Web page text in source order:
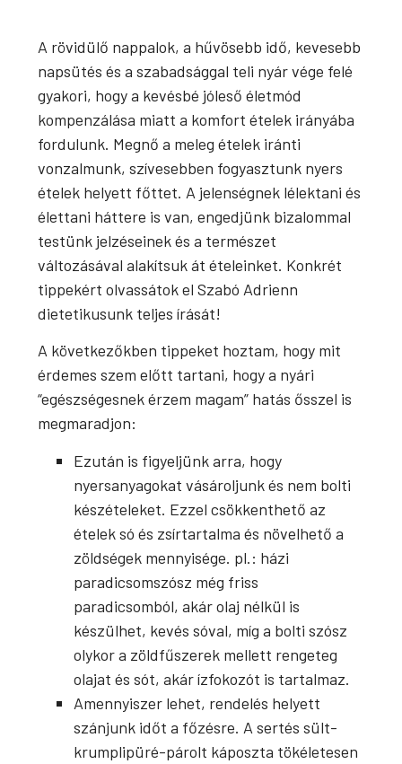
A rövidülő nappalok, a hűvösebb idő, kevesebb
napsütés és a szabadsággal teli nyár vége felé
gyakori, hogy a kevésbé jóleső életmód
kompenzálása miatt a komfort ételek irányába
fordulunk. Megnő a meleg ételek iránti
vonzalmunk, szívesebben fogyasztunk nyers
ételek helyett főttet. A jelenségnek lélektani és
élettani háttere is van, engedjünk bizalommal
testünk jelzéseinek és a természet
változásával alakítsuk át ételeinket. Konkrét
tippekért olvassátok el Szabó Adrienn
dietetikusunk teljes írását!
A következőkben tippeket hoztam, hogy mit
érdemes szem előtt tartani, hogy a nyári
“egészségesnek érzem magam” hatás ősszel is
megmaradjon:
Ezután is figyeljünk arra, hogy
nyersanyagokat vásároljunk és nem bolti
készételeket. Ezzel csökkenthető az
ételek só és zsírtartalma és növelhető a
zöldségek mennyisége. pl.: házi
paradicsomszósz még friss
paradicsomból, akár olaj nélkül is
készülhet, kevés sóval, míg a bolti szósz
olykor a zöldfűszerek mellett rengeteg
olajat és sót, akár ízfokozót is tartalmaz.
Amennyiszer lehet, rendelés helyett
szánjunk időt a főzésre. A sertés sült-
krumplipüré-párolt káposzta tökéletesen